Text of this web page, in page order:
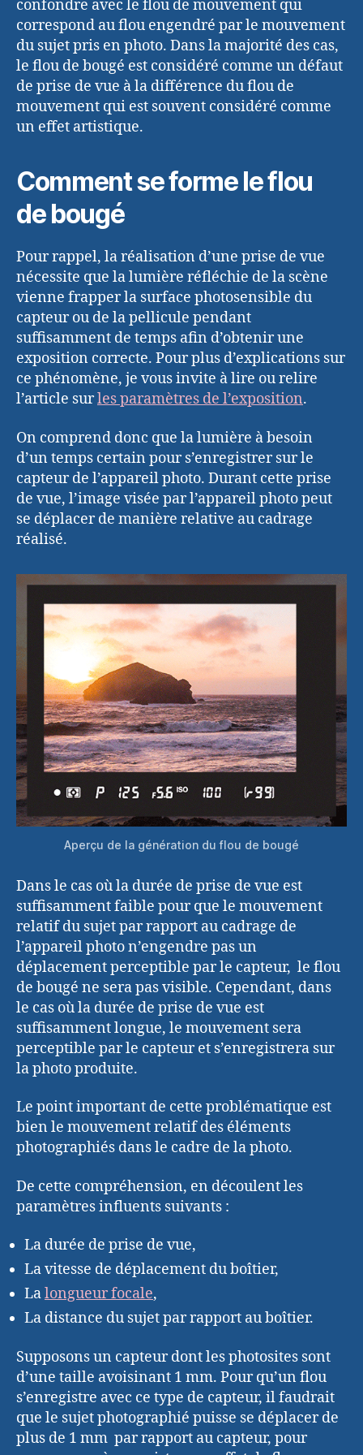
confondre avec le flou de mouvement qui
correspond au flou engendré par le mouvement
du sujet pris en photo. Dans la majorité des cas,
le flou de bougé est considéré comme un défaut
de prise de vue à la différence du flou de
mouvement qui est souvent considéré comme
un effet artistique.
Comment se forme le flou
de bougé
Pour rappel, la réalisation d’une prise de vue
nécessite que la lumière réfléchie de la scène
vienne frapper la surface photosensible du
capteur ou de la pellicule pendant
suffisamment de temps afin d’obtenir une
exposition correcte. Pour plus d’explications sur
ce phénomène, je vous invite à lire ou relire
l’article surles paramètres de l’exposition.
On comprend donc que la lumière à besoin
d’un temps certain pour s’enregistrer sur le
capteur de l’appareil photo. Durant cette prise
de vue, l’image visée par l’appareil photo peut
se déplacer de manière relative au cadrage
réalisé.
Aperçu de la génération du flou de bougé
Dans le cas où la durée de prise de vue est
suffisamment faible pour que le mouvement
relatif du sujet par rapport au cadrage de
l’appareil photo n’engendre pas un
déplacement perceptible par le capteur, le flou
de bougé ne sera pas visible. Cependant, dans
le cas où la durée de prise de vue est
suffisamment longue, le mouvement sera
perceptible par le capteur et s’enregistrera sur
la photo produite.
Le point important de cette problématique est
bien le mouvement relatif des éléments
photographiés dans le cadre de la photo.
De cette compréhension, en découlent les
paramètres influents suivants :
La durée de prise de vue,
La vitesse de déplacement du boîtier,
Lalongueur focale,
La distance du sujet par rapport au boîtier.
Supposons un capteur dont les photosites sont
d’une taille avoisinant 1 mm. Pour qu’un flou
s’enregistre avec ce type de capteur, il faudrait
que le sujet photographié puisse se déplacer de
plus de 1 mm par rapport au capteur, pour